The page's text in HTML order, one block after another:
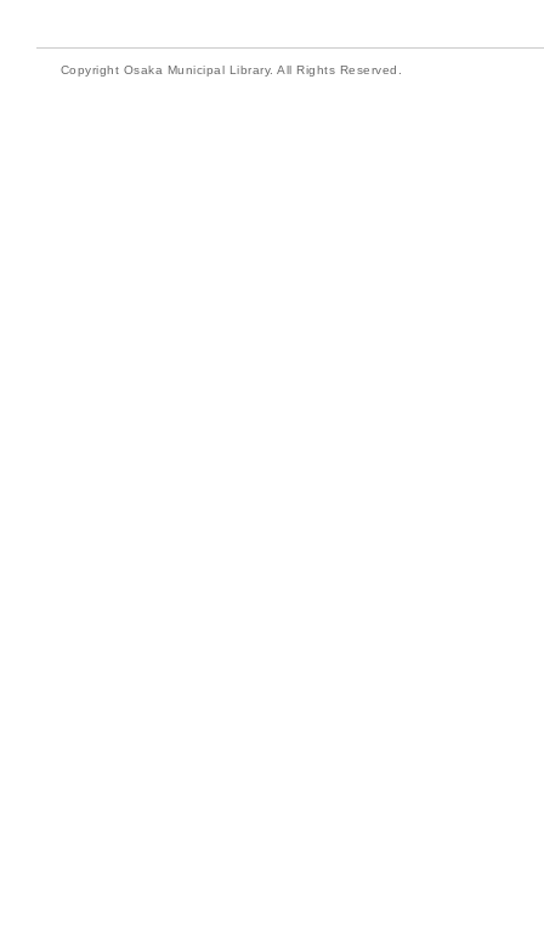
Copyright Osaka Municipal Library. All Rights Reserved.